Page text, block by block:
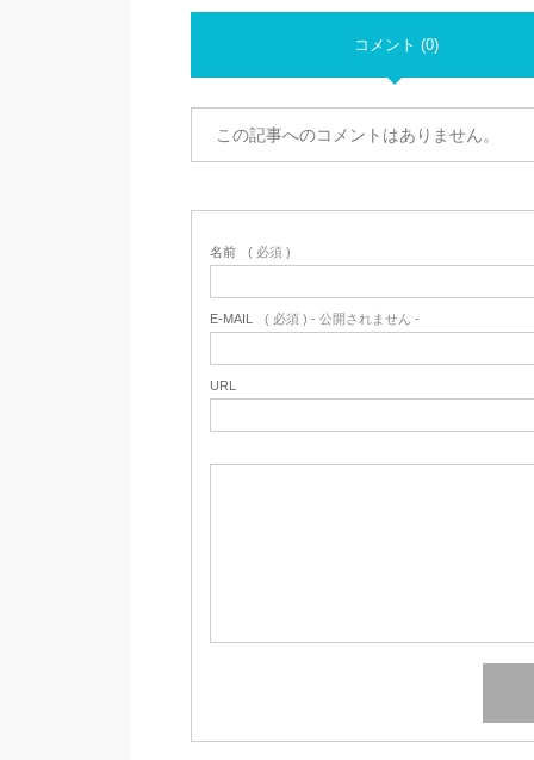
コメント (0)
この記事へのコメントはありません。
名前 ( 必須 )
E-MAIL ( 必須 ) - 公開されません -
URL